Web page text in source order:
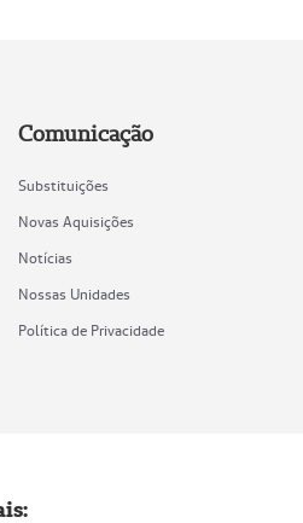
Comunicação
Substituições
Novas Aquisições
Notícias
Nossas Unidades
Política de Privacidade